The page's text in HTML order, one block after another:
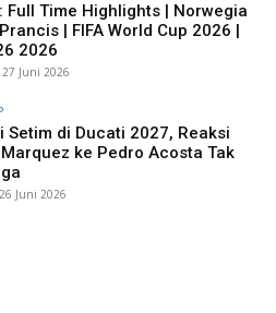
Full Time Highlights | Norwegia
| FIFA World Cup 2026 |
2026
27 Juni 2026
Setim di Ducati 2027, Reaksi
ke Pedro Acosta Tak
26 Juni 2026